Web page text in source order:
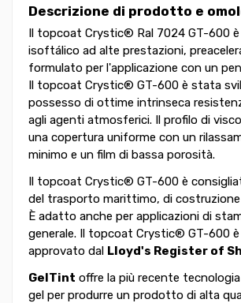
Descrizione di prodotto e
Il topcoat Crystic® Ral 7024 GT-600
isoftálico ad alte prestazioni,
formulato per l'applicazione con un
Il topcoat Crystic® GT-600 è stata
possesso di ottime intrinseca
agli agenti atmosferici. Il profilo di
una copertura uniforme con un
minimo e un film di bassa porosità.
Il topcoat Crystic® GT-600 è
del trasporto marittimo, di
È adatto anche per applicazioni di
generale. Il topcoat Crystic® GT-600
approvato dal Lloyd's Register of
GelTint offre la più recente
gel per produrre un prodotto di alta